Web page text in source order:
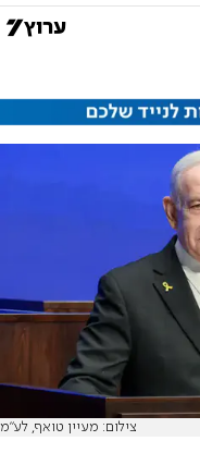
צילום: מעיין טואף, לע"מ